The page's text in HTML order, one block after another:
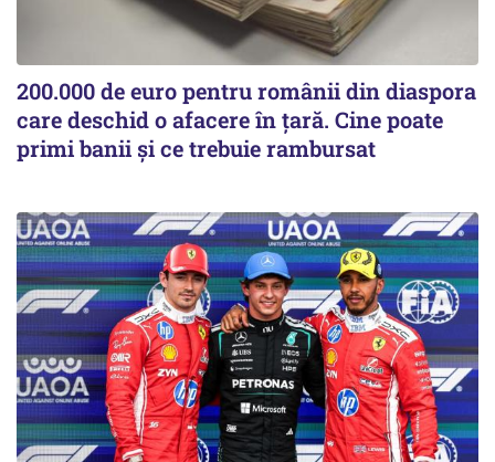
200.000 de euro pentru românii din diaspora
care deschid o afacere în țară. Cine poate
primi banii și ce trebuie rambursat